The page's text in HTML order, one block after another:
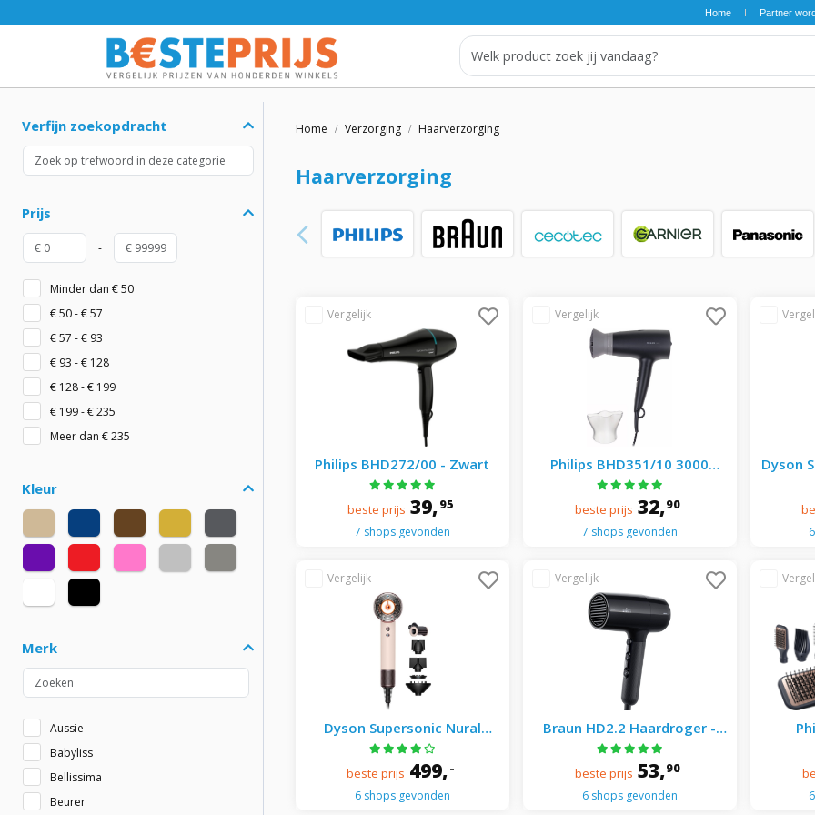
Home Partner
Minder dan € 50
€ 50 - € 57
€ 57 - € 93
€ 93 - € 128
€ 128 - € 199
Meer dan € 235
Kleur
Aussie
Babyliss
Home Verzorging Haarverzorging
Haarverzorging
Philips BHD272/00 - Zwart
beste prijs 39,95
7 shops gevonden
Philips BHD351/10 3000
Series fohn - Grijs
beste prijs 32,90
7 shops gevonden
Dyson
Dyson Supersonic Nural
Straight & Wavy Föhn -
Haardroger - Ceramic Pink /
Rose Gold
beste prijs 499,-
6 shops gevonden
Braun HD2.2 Haardroger -
Föhn - Zwart
beste prijs 53,90
6 shops gevonden